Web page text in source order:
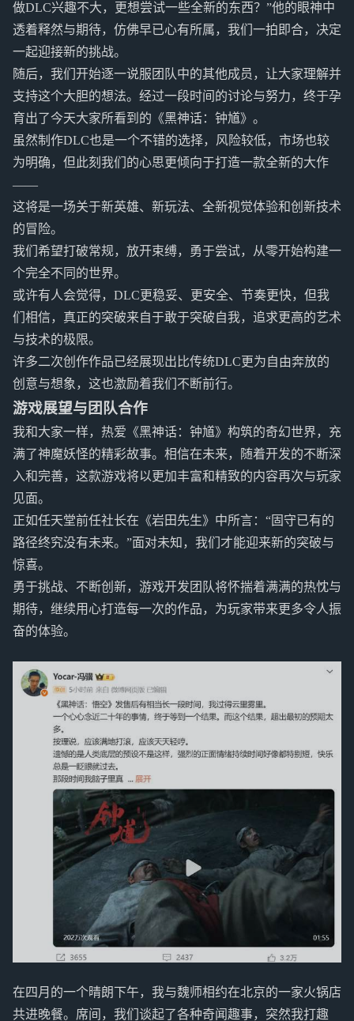
做DLC兴趣不大，更想尝试一些全新的东西？”他的眼神中
透着释然与期待，仿佛早已心有所属，我们一拍即合，决定
一起迎接新的挑战。
随后，我们开始逐一说服团队中的其他成员，让大家理解并
支持这个大胆的想法。经过一段时间的讨论与努力，终于孕
育出了今天大家所看到的《黑神话：钟馗》。
虽然制作DLC也是一个不错的选择，风险较低，市场也较
为明确，但此刻我们的心思更倾向于打造一款全新的大作
——
这将是一场关于新英雄、新玩法、全新视觉体验和创新技术
的冒险。
我们希望打破常规，放开束缚，勇于尝试，从零开始构建一
个完全不同的世界。
或许有人会觉得，DLC更稳妥、更安全、节奏更快，但我
们相信，真正的突破来自于敢于突破自我，追求更高的艺术
与技术的极限。
许多二次创作作品已经展现出比传统DLC更为自由奔放的
创意与想象，这也激励着我们不断前行。
游戏展望与团队合作
我和大家一样，热爱《黑神话：钟馗》构筑的奇幻世界，充
满了神魔妖怪的精彩故事。相信在未来，随着开发的不断深
入和完善，这款游戏将以更加丰富和精致的内容再次与玩家
见面。
正如任天堂前任社长在《岩田先生》中所言：“固守已有的
路径终究没有未来。”面对未知，我们才能迎来新的突破与
惊喜。
勇于挑战、不断创新，游戏开发团队将怀揣着满满的热忱与
期待，继续用心打造每一次的作品，为玩家带来更多令人振
奋的体验。
在四月的一个晴朗下午，我与魏师相约在北京的一家火锅店
共进晚餐。席间，我们谈起了各种奇闻趣事，突然我打趣